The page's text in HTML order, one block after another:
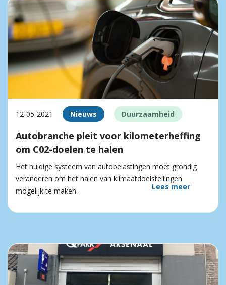
12-05-2021 Nieuws Duurzaamheid
Autobranche pleit voor kilometerheffing
om C02-doelen te halen
Het huidige systeem van autobelastingen moet grondig
veranderen om het halen van klimaatdoelstellingen
mogelijk te maken.
Lees meer